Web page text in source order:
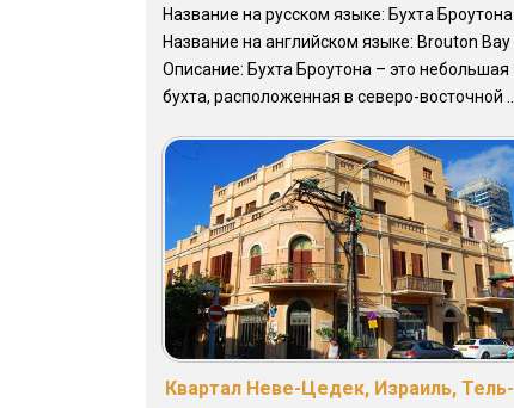
Название на русском языке: Бухта Броутона
Название на английском языке: Brouton Bay
Описание: Бухта Броутона – это небольшая
бухта, расположенная в северо-восточной ...
Квартал Неве-Цедек, Израиль, Тель-